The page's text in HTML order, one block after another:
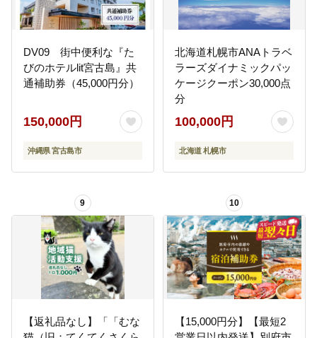
DV09 街中便利な『た
びのホテルlit宮古島』共
通補助券（45,000円分）
150,000円
沖縄県 宮古島市
北海道札幌市ANAトラベ
ラーズダイナミックパッ
ケージクーポン30,000点
分
100,000円
北海道 札幌市
9
【返礼品なし】「「むな
10
【15,000円分】【最短2